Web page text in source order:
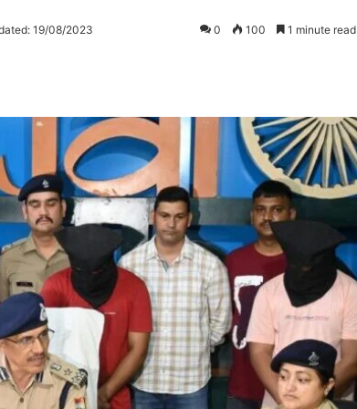
19/08/2023 0 100 1 minute read